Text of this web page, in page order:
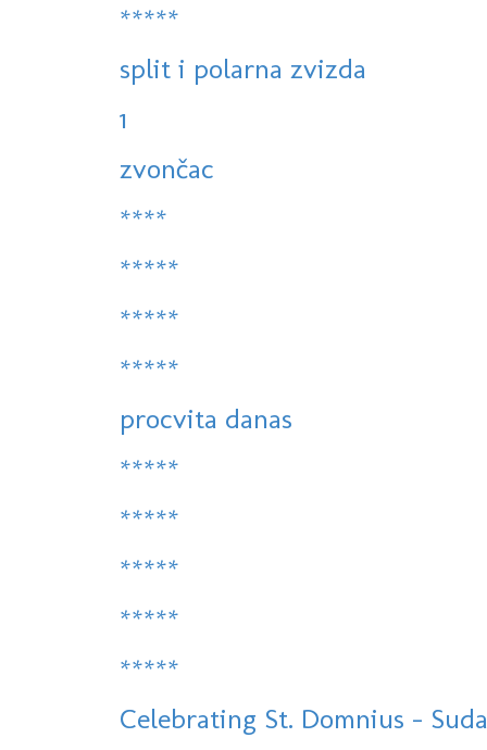
*****
split i polarna zvizda
1
zvončac
****
*****
*****
*****
procvita danas
*****
*****
*****
*****
*****
Celebrating St. Domnius -